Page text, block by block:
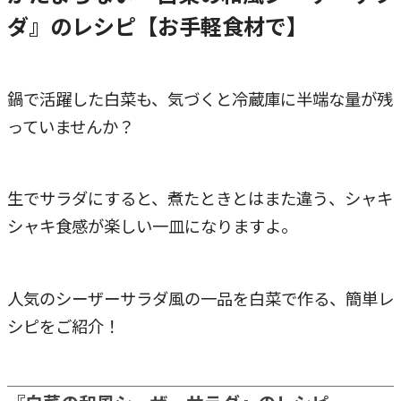
ダ』のレシピ【お手軽食材で】
鍋で活躍した白菜も、気づくと冷蔵庫に半端な量が残
っていませんか？
生でサラダにすると、煮たときとはまた違う、シャキ
シャキ食感が楽しい一皿になりますよ。
人気のシーザーサラダ風の一品を白菜で作る、簡単レ
シピをご紹介！